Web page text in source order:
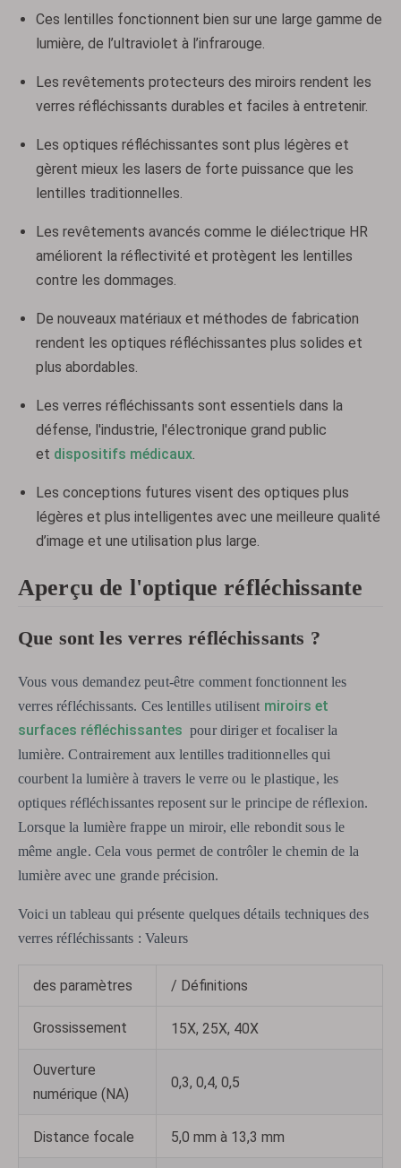
Ces lentilles fonctionnent bien sur une large gamme de
lumière, de l’ultraviolet à l’infrarouge.
Les revêtements protecteurs des miroirs rendent les
verres réfléchissants durables et faciles à entretenir.
Les optiques réfléchissantes sont plus légères et
gèrent mieux les lasers de forte puissance que les
lentilles traditionnelles.
Les revêtements avancés comme le diélectrique HR
améliorent la réflectivité et protègent les lentilles
contre les dommages.
De nouveaux matériaux et méthodes de fabrication
rendent les optiques réfléchissantes plus solides et
plus abordables.
Les verres réfléchissants sont essentiels dans la
défense, l'industrie, l'électronique grand public
et dispositifs médicaux
Les conceptions futures visent des optiques plus
légères et plus intelligentes avec une meilleure qualité
d’image et une utilisation plus large.
Aperçu de l'optique réfléchissante
Que sont les verres réfléchissants ?
Vous vous demandez peut-être comment fonctionnent les
verres réfléchissants. Ces lentilles utilisent miroirs et
surfaces réfléchissantes pour diriger et focaliser la
lumière. Contrairement aux lentilles traditionnelles qui
courbent la lumière à travers le verre ou le plastique, les
optiques réfléchissantes reposent sur le principe de réflexion.
Lorsque la lumière frappe un miroir, elle rebondit sous le
même angle. Cela vous permet de contrôler le chemin de la
lumière avec une grande précision.
Voici un tableau qui présente quelques détails techniques des
verres réfléchissants : Valeurs
des paramètres / Définitions
Grossissement 15X, 25X, 40X
Ouverture
numérique (NA)
0,3, 0,4, 0,5
Distance focale 5,0 mm à 13,3 mm